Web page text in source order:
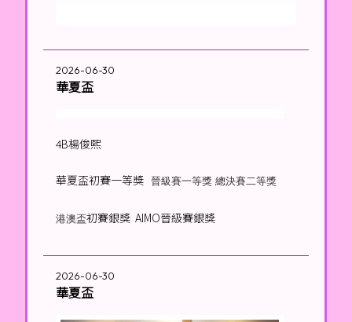
2026-06-30
華夏盃
4B楊俊熙
華夏盃初賽一等獎 晉級賽一等獎 總決賽二等獎
港澳盃初賽銀獎 AIMO晉級賽銀獎
2026-06-30
華夏盃